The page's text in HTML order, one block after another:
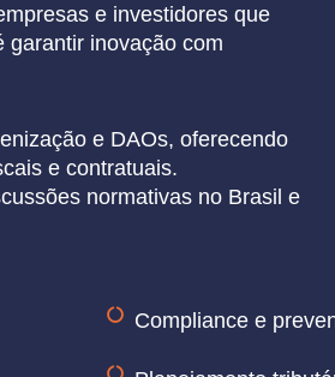
e investidores que
garantir inovação com
e DAOs, oferecendo
e contratuais.
normativas no Brasil e
Compliance e